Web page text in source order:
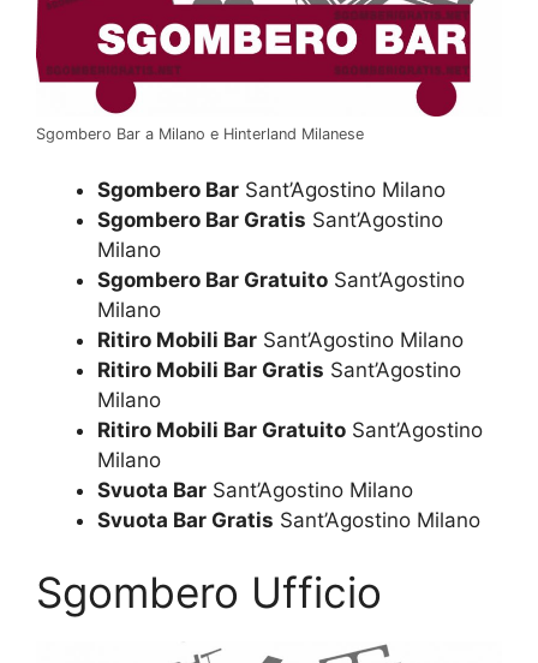
Sgombero Bar a Milano e Hinterland Milanese
Sgombero Bar Sant’Agostino Milano
Sgombero Bar Gratis Sant’Agostino
Milano
Sgombero Bar Gratuito Sant’Agostino
Milano
Ritiro Mobili Bar Sant’Agostino Milano
Ritiro Mobili Bar Gratis Sant’Agostino
Milano
Ritiro Mobili Bar Gratuito Sant’Agostino
Milano
Svuota Bar Sant’Agostino Milano
Svuota Bar Gratis Sant’Agostino Milano
Sgombero Ufficio